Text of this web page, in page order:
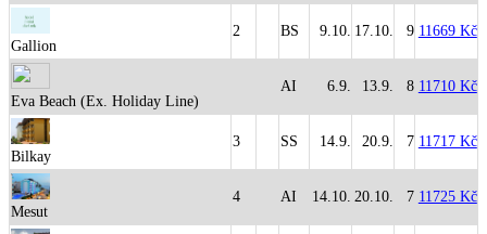
Gallion
2 BS 9.10. 17.10. 9 11669 Kč
Eva Beach (Ex. Holiday Line)
AI 6.9. 13.9. 8 11710 Kč
Bilkay
3 SS 14.9. 20.9. 7 11717 Kč
Mesut
4 AI 14.10. 20.10. 7 11725 Kč